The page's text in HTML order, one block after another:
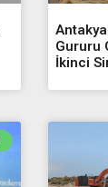
Gururu
İkinci